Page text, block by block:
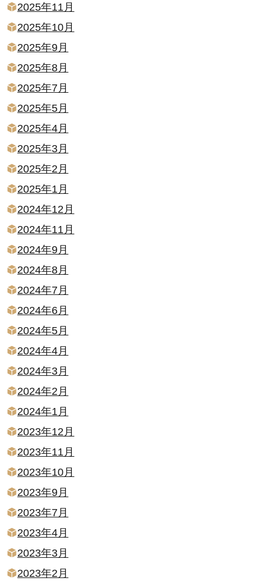
2025年11月
2025年10月
2025年9月
2025年8月
2025年7月
2025年5月
2025年4月
2025年3月
2025年2月
2025年1月
2024年12月
2024年11月
2024年9月
2024年8月
2024年7月
2024年6月
2024年5月
2024年4月
2024年3月
2024年2月
2024年1月
2023年12月
2023年11月
2023年10月
2023年9月
2023年7月
2023年4月
2023年3月
2023年2月